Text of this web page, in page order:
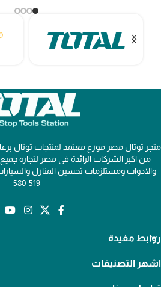
متجر توتال مصر موزع معتمد لمنتجات توتال
من اكبر الشركات الرائدة في مصر لتجاره
519-580
روابط مفيدة
اشهر التصنيفات